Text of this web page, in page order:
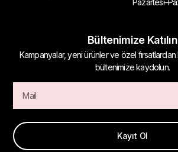
Bültenimize Katılın
Kampanyalar, yeni ürünler ve özel
bültenimize kaydolun.
Kayıt Ol